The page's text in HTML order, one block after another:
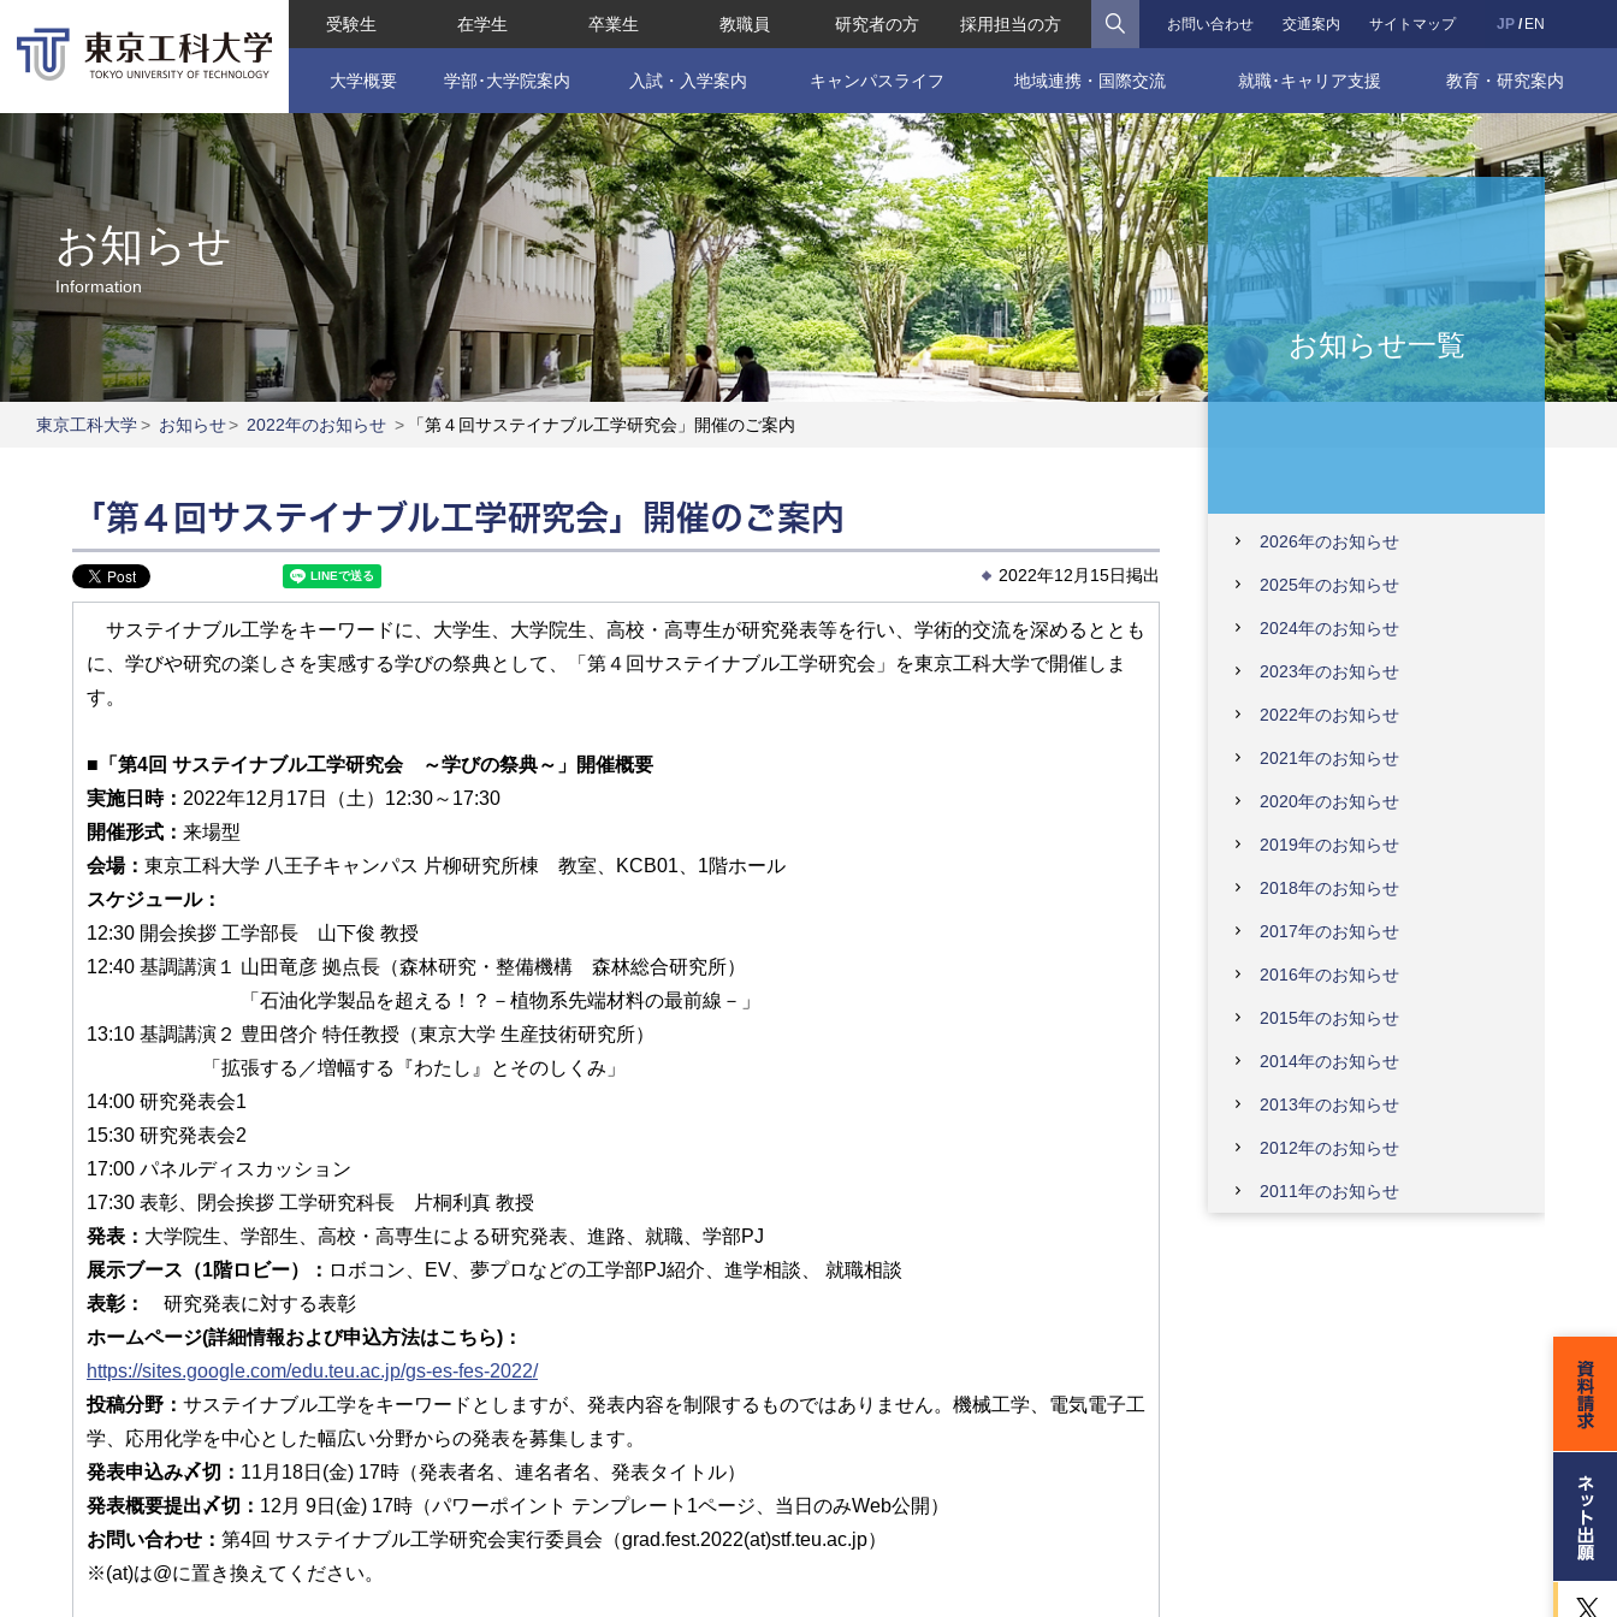
JP EN
お問い合わせ 交通案内 サイトマップ
受験生 在学生 卒業生 教職員 研究者の方 採用担当の方 検索
大学概要 学部･大学院案内 入試・入学案内 キャンパスライフ 地域連携・国際交流 就職･キャリア支援 教育・研究案内
お知らせ
Information
東京工科大学> お知らせ> 2022年のお知らせ > 「第４回サステイナブル工学研究会」開催のご案内
「第４回サステイナブル工学研究会」開催のご案内
2022年12月15日掲出
サステイナブル工学をキーワードに、大学生、大学院生、高校・高専生が研究発表等を行い、学術的交流を深めるととも
に、学びや研究の楽しさを実感する学びの祭典として、「第４回サステイナブル工学研究会」を東京工科大学で開催しま
す。
■「第4回 サステイナブル工学研究会 ～学びの祭典～」開催概要
実施日時： 2022年12月17日（土）12:30～17:30
開催形式： 来場型
会場： 東京工科大学 八王子キャンパス 片柳研究所棟 教室、KCB01、1階ホール
スケジュール：
12:30 開会挨拶 工学部長 山下俊 教授
12:40 基調講演１ 山田竜彦 拠点長（森林研究・整備機構 森林総合研究所）
「石油化学製品を超える！？－植物系先端材料の最前線－」
13:10 基調講演２ 豊田啓介 特任教授（東京大学 生産技術研究所）
「拡張する／増幅する『わたし』とそのしくみ」
14:00 研究発表会1
15:30 研究発表会2
17:00 パネルディスカッション
17:30 表彰、閉会挨拶 工学研究科長 片桐利真 教授
発表： 大学院生、学部生、高校・高専生による研究発表、進路、就職、学部PJ
展示ブース（1階ロビー）： ロボコン、EV、夢プロなどの工学部PJ紹介、進学相談、 就職相談
表彰：
研究発表に対する表彰
ホームページ(詳細情報および申込方法はこちら)：
https://sites.google.com/edu.teu.ac.jp/gs-es-fes-2022/
投稿分野： サステイナブル工学をキーワードとしますが、発表内容を制限するものではありません。機械工学、電気電子工
学、応用化学を中心とした幅広い分野からの発表を募集します。
発表申込み〆切： 11月18日(金) 17時（発表者名、連名者名、発表タイトル）
発表概要提出〆切： 12月 9日(金) 17時（パワーポイント テンプレート1ページ、当日のみWeb公開）
お問い合わせ： 第4回 サステイナブル工学研究会実行委員会（grad.fest.2022(at)stf.teu.ac.jp）
※(at)は@に置き換えてください。
お知らせ一覧
2026年のお知らせ
2025年のお知らせ
2024年のお知らせ
2023年のお知らせ
2022年のお知らせ
2021年のお知らせ
2020年のお知らせ
2019年のお知らせ
2018年のお知らせ
2017年のお知らせ
2016年のお知らせ
2015年のお知らせ
2014年のお知らせ
2013年のお知らせ
2012年のお知らせ
2011年のお知らせ